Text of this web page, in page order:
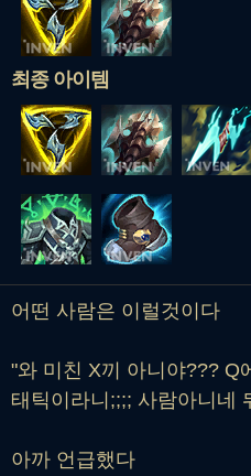
최종 아이템
어떤 사람은 이럴것이다
"와 미친 X끼 아니야??? Q
태틱이라니;;;; 사람아니네
아까 언급했다